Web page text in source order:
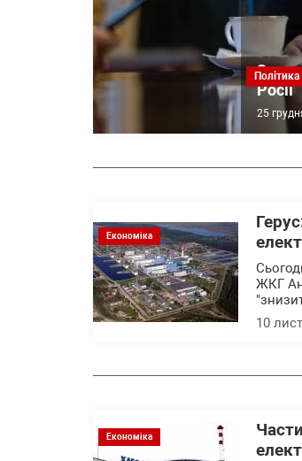
Політика
Росії
25
Економіка
ЖКГ
10
Економіка